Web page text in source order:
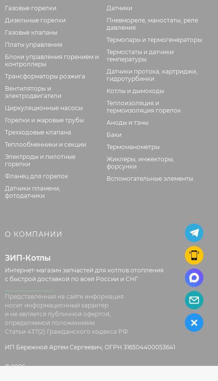
Газовые горелки
Дизельные горелки
Газовые клапаны
Платы управления
Блоки управления горением и
контроллеры
Трансформаторы розжига
Вентиляторы и
электродвигатели
Циркуляционные насосы
Горелки и жаровые трубы
Трехходовые клапана
Теплообменники и секции
Электроды и пилотные
горелки
Фланец для горелок
Датчики пламени,
фотодатчики
Датчики
Пневмореле, маностаты, реле
давления
Термопары и термогенераторы
Термостаты и датчики
температуры
Датчики протока, картриджи,
гидротурбинки
Котлы и дымоходы
Теплоизоляция и
термоизоляция горелок
Аноды и тэны
Баки
Термоманометры
Жиклёры, инжекторы,
форсунки
Вспомогательные элементы
О КОМПАНИИ
ЗИП-Котлы
Интернет-магазин запчастей для котлов отопления
с быстрой доставкой по всей России и СНГ
Представленная на сайте информация
носит информационный характер
и не является публичной офертой,
определяемой положениями
Статьи 437(2) Гражданского кодекса РФ
ИП Бережной Артем Сергеевич, ОГРН 316504400053641
© 2026